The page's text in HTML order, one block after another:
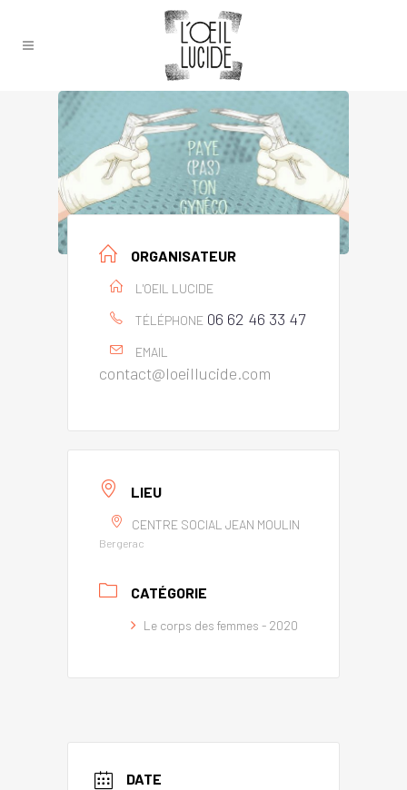
ORGANISATEUR
L'OEIL LUCIDE
TÉLÉPHONE 06 62 46 33 47
EMAIL
contact@loeillucide.com
LIEU
CENTRE SOCIAL JEAN MOULIN
Bergerac
CATÉGORIE
Le corps des femmes - 2020
DATE